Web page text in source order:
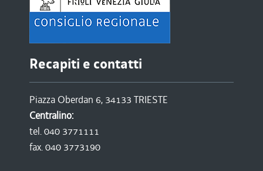
Recapiti e contatti
Piazza Oberdan 6, 34133 TRIESTE
Centralino:
tel. 040 3771111
fax. 040 3773190